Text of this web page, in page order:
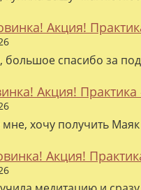
Акция!
большое спасибо за
Акция!
хочу получить
Акция!